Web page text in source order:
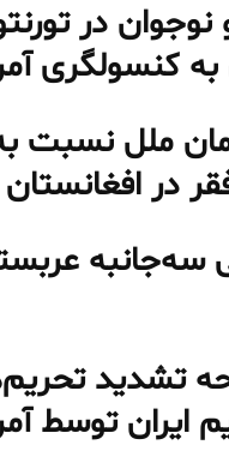
در
به کنسولگری
ملل نسبت
در افغانستان
سه‌جانبه
تشدید
ایران توسط